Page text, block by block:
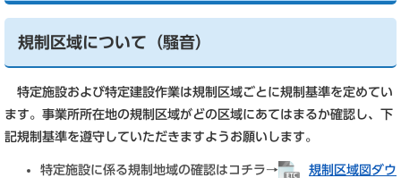
規制区域について（騒音）
特定施設および特定建設作業は規制区域ごとに規制基準を定めてい
ます。事業所所在地の規制区域がどの区域にあてはまるか確認し、下
記規制基準を遵守していただきますようお願いします。
特定施設に係る規制地域の確認はコチラ→
規制区域図ダウ